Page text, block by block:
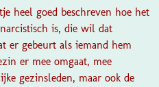
heel goed beschreven hoe het
is, die wil dat
er gebeurt als iemand hem
er mee omgaat, mee
gezinsleden, maar ook de